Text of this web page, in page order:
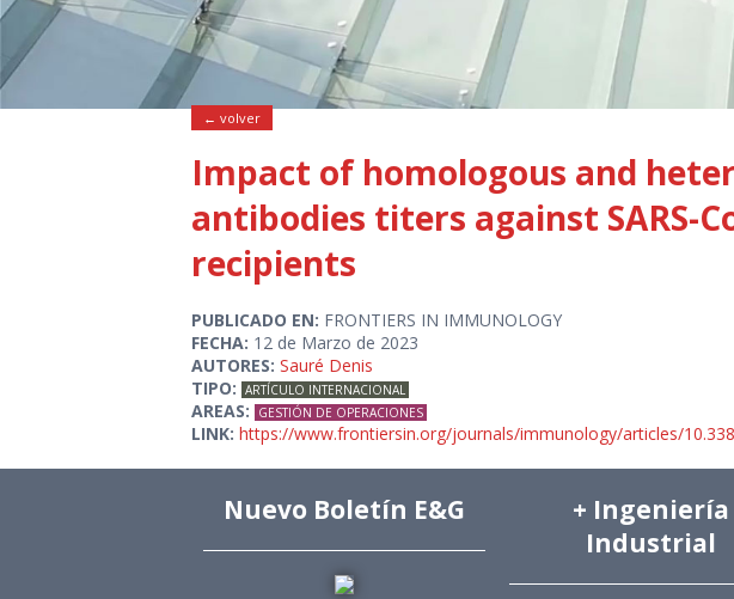
← volver
Impact of homologous and
antibodies titers against SARS-
recipients
PUBLICADO EN: FRONTIERS IN IMMUNOLOGY
FECHA: 12 de Marzo de 2023
AUTORES: Sauré Denis
TIPO: ARTÍCULO INTERNACIONAL
AREAS: GESTIÓN DE OPERACIONES
LINK: https://www.frontiersin.org/journals/immunology/articles/
Nuevo Boletín E&G
+ Ingeniería
Industrial